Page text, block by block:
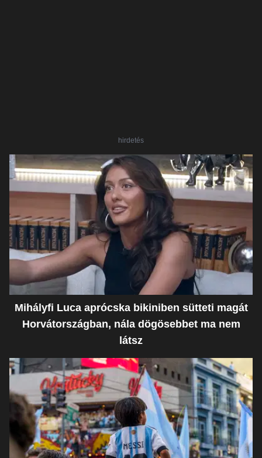
hirdetés
Mihályfi Luca aprócska bikiniben sütteti magát
Horvátországban, nála dögösebbet ma nem
látsz